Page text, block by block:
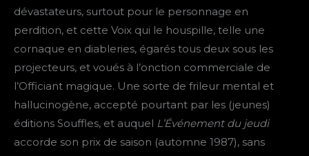
dévastateurs, surtout pour le personnage en
perdition, et cette Voix qui le houspille, telle une
cornaque en diableries, égarés tous deux sous les
projecteurs, et voués à l’onction commerciale de
l’Officiant magique. Une sorte de frileur mental et
hallucinogène, accepté pourtant par les (jeunes)
éditions Souffles, et auquel L’Événement du jeudi
accorde son prix de saison (automne 1987), sans